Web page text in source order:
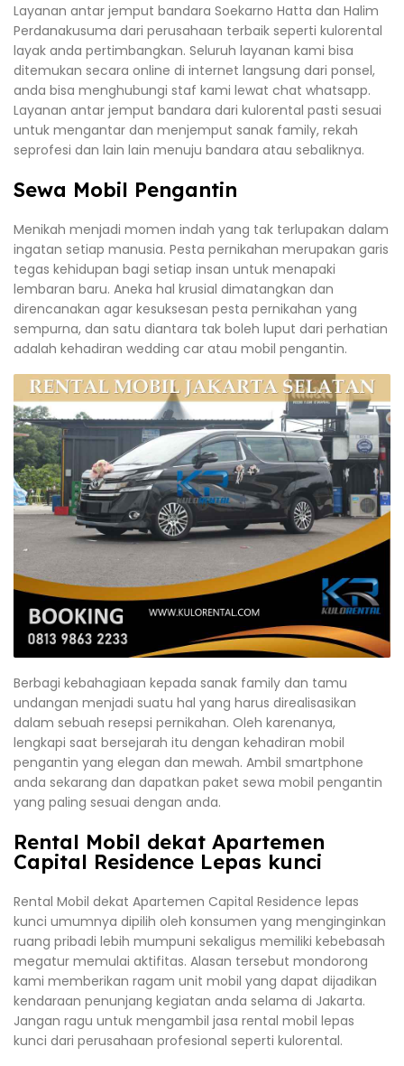
Layanan antar jemput bandara Soekarno Hatta dan Halim
Perdanakusuma dari perusahaan terbaik seperti kulorental
layak anda pertimbangkan. Seluruh layanan kami bisa
ditemukan secara online di internet langsung dari ponsel,
anda bisa menghubungi staf kami lewat chat whatsapp.
Layanan antar jemput bandara dari kulorental pasti sesuai
untuk mengantar dan menjemput sanak family, rekah
seprofesi dan lain lain menuju bandara atau sebaliknya.
Sewa Mobil Pengantin
Menikah menjadi momen indah yang tak terlupakan dalam
ingatan setiap manusia. Pesta pernikahan merupakan garis
tegas kehidupan bagi setiap insan untuk menapaki
lembaran baru. Aneka hal krusial dimatangkan dan
direncanakan agar kesuksesan pesta pernikahan yang
sempurna, dan satu diantara tak boleh luput dari perhatian
adalah kehadiran wedding car atau mobil pengantin.
Berbagi kebahagiaan kepada sanak family dan tamu
undangan menjadi suatu hal yang harus direalisasikan
dalam sebuah resepsi pernikahan. Oleh karenanya,
lengkapi saat bersejarah itu dengan kehadiran mobil
pengantin yang elegan dan mewah. Ambil smartphone
anda sekarang dan dapatkan paket sewa mobil pengantin
yang paling sesuai dengan anda.
Rental Mobil dekat Apartemen
Capital Residence Lepas kunci
Rental Mobil dekat Apartemen Capital Residence lepas
kunci umumnya dipilih oleh konsumen yang menginginkan
ruang pribadi lebih mumpuni sekaligus memiliki kebebasah
megatur memulai aktifitas. Alasan tersebut mondorong
kami memberikan ragam unit mobil yang dapat dijadikan
kendaraan penunjang kegiatan anda selama di Jakarta.
Jangan ragu untuk mengambil jasa rental mobil lepas
kunci dari perusahaan profesional seperti kulorental.